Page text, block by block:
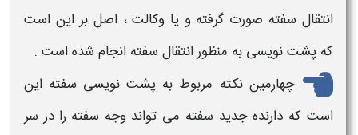
انتقال سفته صورت گرفته و یا وکالت ، اصل بر این است
که پشت نویسی به منظور انتقال سفته انجام شده است .
چهارمین نکته مربوط به پشت نویسی سفته این
است که دارنده جدید سفته می تواند وجه سفته را در سر